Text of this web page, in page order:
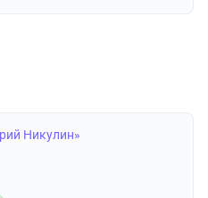
Никулин»